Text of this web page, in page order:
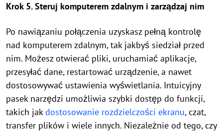
Krok 5. Steruj komputerem zdalnym i zarządzaj nim
Po nawiązaniu połączenia uzyskasz pełną kontrolę
nad komputerem zdalnym, tak jakbyś siedział przed
nim. Możesz otwierać pliki, uruchamiać aplikacje,
przesyłać dane, restartować urządzenie, a nawet
dostosowywać ustawienia wyświetlania. Intuicyjny
pasek narzędzi umożliwia szybki dostęp do funkcji,
takich jakdostosowanie rozdzielczości ekranu, czat,
transfer plików i wiele innych. Niezależnie od tego, czy